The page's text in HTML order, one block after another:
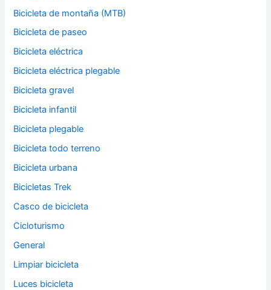
Bicicleta de montaña (MTB)
Bicicleta de paseo
Bicicleta eléctrica
Bicicleta eléctrica plegable
Bicicleta gravel
Bicicleta infantil
Bicicleta plegable
Bicicleta todo terreno
Bicicleta urbana
Bicicletas Trek
Casco de bicicleta
Cicloturismo
General
Limpiar bicicleta
Luces bicicleta